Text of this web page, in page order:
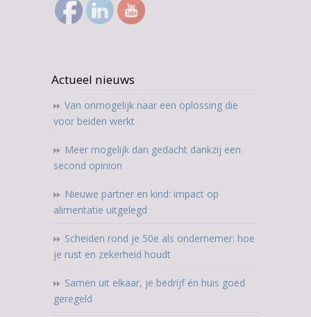
Actueel nieuws
Van onmogelijk naar een oplossing die
voor beiden werkt
Meer mogelijk dan gedacht dankzij een
second opinion
Nieuwe partner en kind: impact op
alimentatie uitgelegd
Scheiden rond je 50e als ondernemer: hoe
je rust en zekerheid houdt
Samen uit elkaar, je bedrijf én huis goed
geregeld